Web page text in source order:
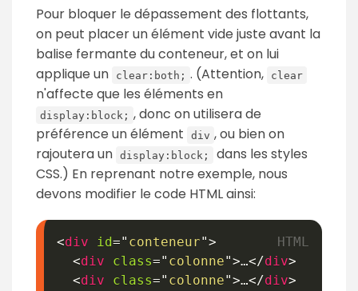
Pour bloquer le dépassement des flottants,
on peut placer un élément vide juste avant la
balise fermante du conteneur, et on lui
applique un
clear:both; . (Attention, clear
n'affecte que les éléments en
display:block; , donc on utilisera de
préférence un élément
div , ou bien on
rajoutera un display:block;
dans les styles
CSS.) En reprenant notre exemple, nous
devons modifier le code HTML ainsi:
<div id=" conteneur">
<div class=" colonne">…</div>
<div class=" colonne">…</div>